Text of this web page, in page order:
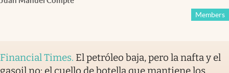
Members
Financial Times. El petróleo baja, pero la nafta y el